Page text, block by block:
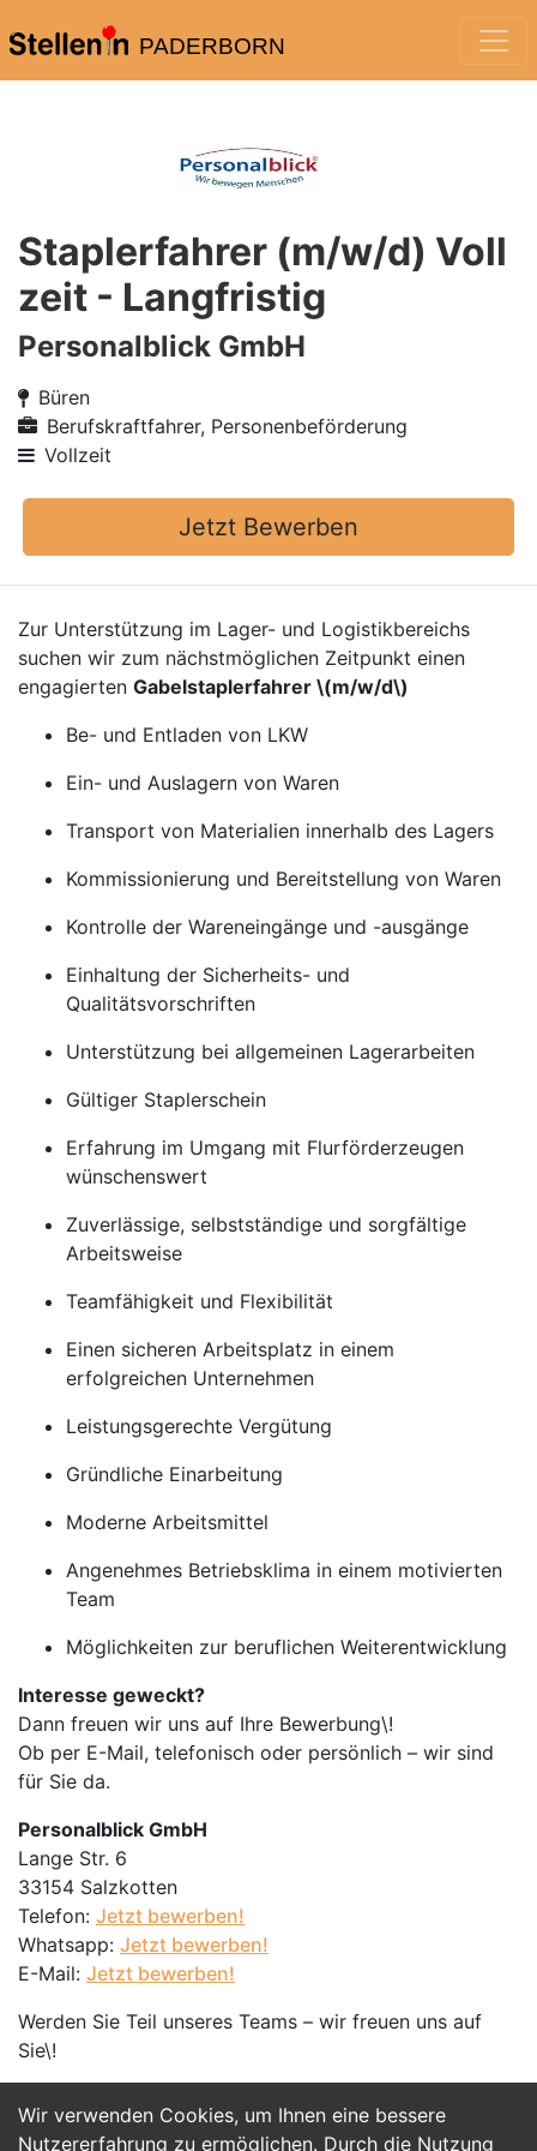
PADERBORN
Wir verwenden Cookies, um Ihnen eine bessere
Nutzererfahrung zu ermöglichen. Durch die Nutzung
Staplerfahrer (m/w/d) Voll
zeit - Langfristig
Personalblick GmbH
Büren
Berufskraftfahrer, Personenbeförderung
Vollzeit
Jetzt Bewerben
Zur Unterstützung im Lager- und Logistikbereichs
suchen wir zum nächstmöglichen Zeitpunkt einen
engagierten Gabelstaplerfahrer \(m/w/d\)
Be- und Entladen von LKW
Ein- und Auslagern von Waren
Transport von Materialien innerhalb des Lagers
Kommissionierung und Bereitstellung von Waren
Kontrolle der Wareneingänge und -ausgänge
Einhaltung der Sicherheits- und
Qualitätsvorschriften
Unterstützung bei allgemeinen Lagerarbeiten
Gültiger Staplerschein
Erfahrung im Umgang mit Flurförderzeugen
wünschenswert
Zuverlässige, selbstständige und sorgfältige
Arbeitsweise
Teamfähigkeit und Flexibilität
Einen sicheren Arbeitsplatz in einem
erfolgreichen Unternehmen
Leistungsgerechte Vergütung
Gründliche Einarbeitung
Moderne Arbeitsmittel
Angenehmes Betriebsklima in einem motivierten
Team
Möglichkeiten zur beruflichen Weiterentwicklung
Interesse geweckt?
Dann freuen wir uns auf Ihre Bewerbung\!
Ob per E-Mail, telefonisch oder persönlich – wir sind
für Sie da.
Personalblick GmbH
Lange Str. 6
33154 Salzkotten
Telefon: Jetzt bewerben!
Whatsapp: Jetzt bewerben!
E-Mail: Jetzt bewerben!
Werden Sie Teil unseres Teams – wir freuen uns auf
Sie\!
Jetzt Bewerben